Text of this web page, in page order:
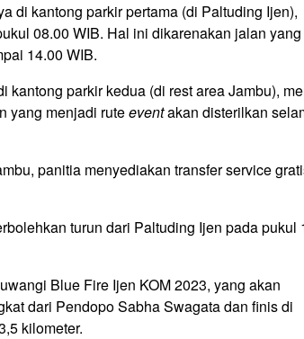
di kantong parkir pertama (di Paltuding Ijen),
08.00 WIB. Hal ini dikarenakan jalan yang
14.00 WIB.
parkir kedua (di rest area Jambu),
yang menjadi ruteeventakan disterilkan
panitia menyediakan transfer service
turun dari Paltuding Ijen pada pukul
Blue Fire Ijen KOM 2023, yang akan
dari Pendopo Sabha Swagata dan finis di
kilometer.